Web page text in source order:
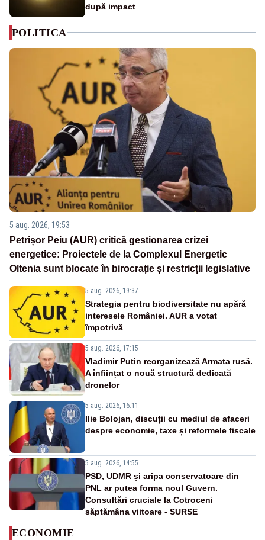
după impact
POLITICA
5 aug. 2026, 19:53
Petrișor Peiu (AUR) critică gestionarea crizei
energetice: Proiectele de la Complexul Energetic
Oltenia sunt blocate în birocrație și restricții legislative
5 aug. 2026, 19:37
Strategia pentru biodiversitate nu apără
interesele României. AUR a votat
împotrivă
5 aug. 2026, 17:15
Vladimir Putin reorganizează Armata rusă.
A înființat o nouă structură dedicată
dronelor
5 aug. 2026, 16:11
Ilie Bolojan, discuții cu mediul de afaceri
despre economie, taxe și reformele fiscale
5 aug. 2026, 14:55
PSD, UDMR și aripa conservatoare din
PNL ar putea forma noul Guvern.
Consultări cruciale la Cotroceni
săptămâna viitoare - SURSE
ECONOMIE